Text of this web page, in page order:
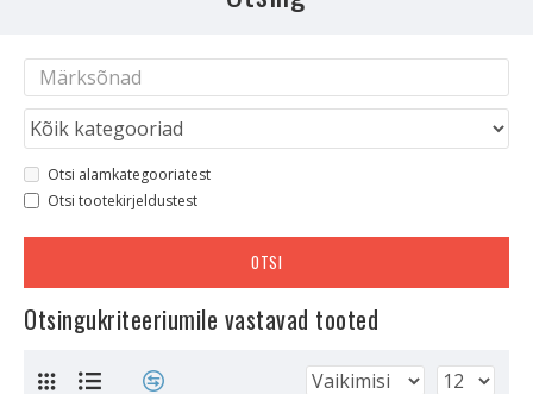
Otsi alamkategooriatest
Otsi tootekirjeldustest
OTSI
Otsingukriteeriumile vastavad tooted